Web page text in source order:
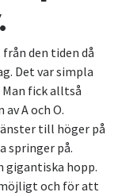
den tiden då
Det var simpla
fick alltså
A och O.
till höger på
springer på.
gigantiska hopp.
och för att